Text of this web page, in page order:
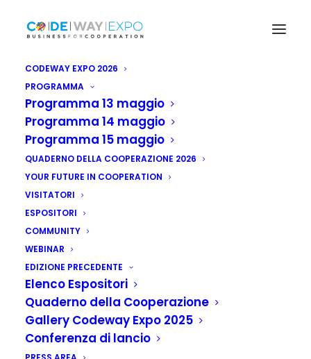
CODEWAY EXPO 2026
PROGRAMMA
Programma 13 maggio
Programma 14 maggio
Programma 15 maggio
QUADERNO DELLA COOPERAZIONE 2026
YOUR FUTURE IN COOPERATION
VISITATORI
ESPOSITORI
COMMUNITY
WEBINAR
EDIZIONE PRECEDENTE
Elenco Espositori
Quaderno della Cooperazione
Gallery Codeway Expo 2025
Conferenza di lancio